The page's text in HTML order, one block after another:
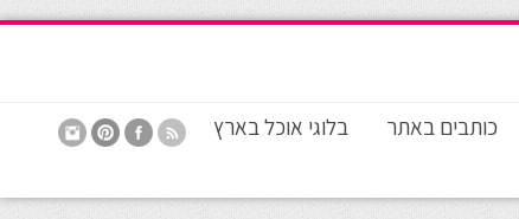
כותבים באתר בלוגי אוכל בארץ